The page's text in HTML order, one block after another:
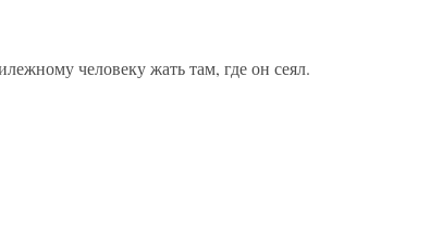
человеку жать там, где он сеял.